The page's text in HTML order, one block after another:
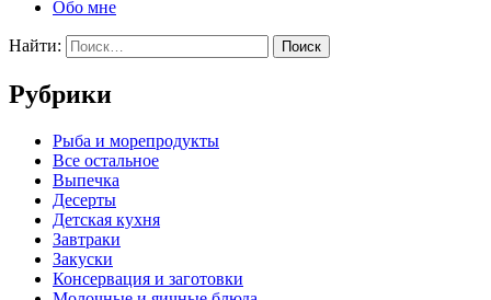
Обо мне
Найти:
Рубрики
Pыба и морепродукты
Все остальное
Выпечка
Десерты
Детская кухня
Завтраки
Закуски
Консервация и заготовки